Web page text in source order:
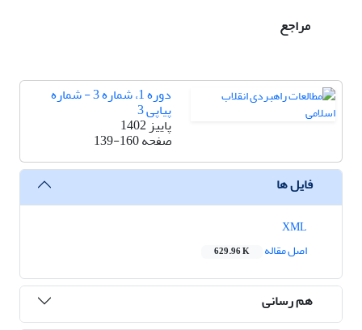
مراجع
دوره 1، شماره 3 - شماره
پیاپی 3
پاییز 1402
صفحه139-160
فایل ها
اصل مقاله
629.96 K
هم رسانی